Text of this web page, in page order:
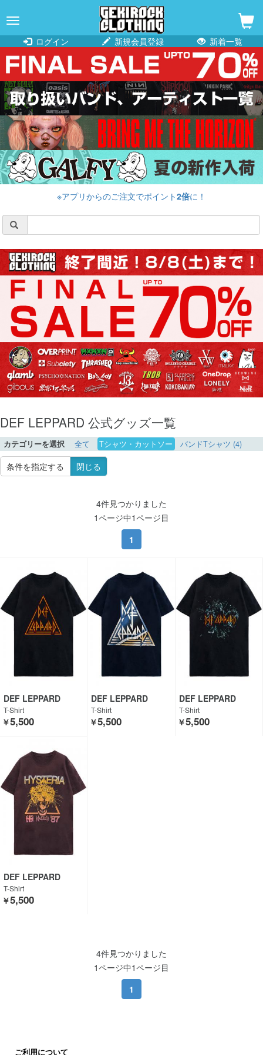
navigation
ログイン
新規会員登録 新着一覧
※アプリからのご注文でポイント2倍に！
DEF LEPPARD 公式グッズ一覧
カテゴリーを選択 全て Tシャツ・カットソー バンドTシャツ (4)
条件を指定する 閉じる
4件見つかりました
1ページ中1ページ目
1
DEF LEPPARD
T-Shirt
￥5,500
DEF LEPPARD
T-Shirt
￥5,500
DEF LEPPARD
T-Shirt
￥5,500
DEF LEPPARD
T-Shirt
￥5,500
4件見つかりました
1ページ中1ページ目
1
ご利用について